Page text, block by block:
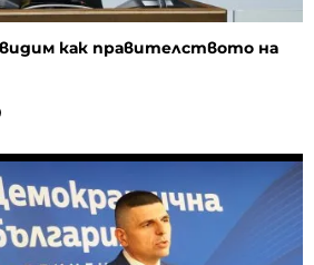
как правителството на